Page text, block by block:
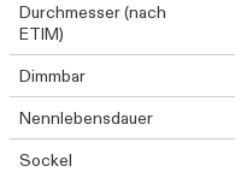
Durchmesser (nach
ETIM)
Dimmbar
Nennlebensdauer
Sockel